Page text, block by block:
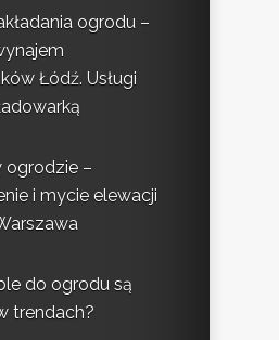
ogrodu –
Łódź. Usługi
ogrodzie –
i mycie elewacji
do ogrodu są
trendach?